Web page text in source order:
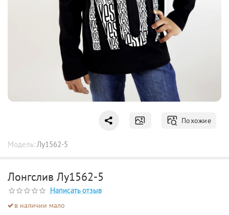
Похожие
Модель:Лу1562-5
Лонгслив Лу1562-5
Написать отзыв
в наличии мало